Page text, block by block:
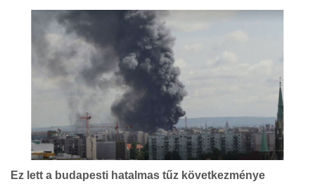
Ez lett a budapesti hatalmas tűz következménye